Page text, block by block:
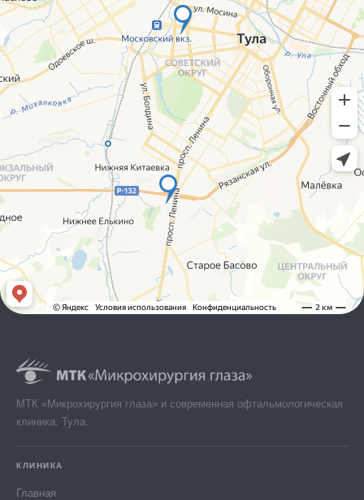
МТК «Микрохирургия глаза» и современная офтальмологическая
клиника. Тула.
КЛИНИКА
Главная